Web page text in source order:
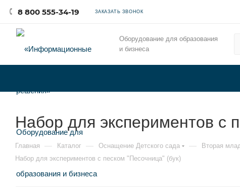
8 800 555-34-19 ЗАКАЗАТЬ ЗВОНОК
Оборудование для образования
и бизнеса
Набор для экспериментов с
Главная — Каталог — Оснащение Детского сада — Вторая
Набор для экспериментов с песком "Песочница" (бук)